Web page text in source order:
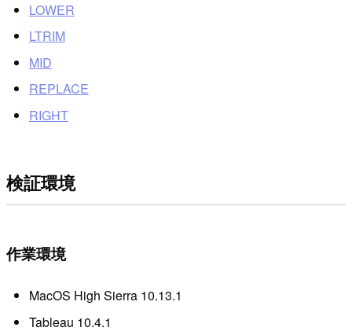
LOWER
LTRIM
MID
REPLACE
RIGHT
検証環境
作業環境
MacOS High Sierra 10.13.1
Tableau 10.4.1